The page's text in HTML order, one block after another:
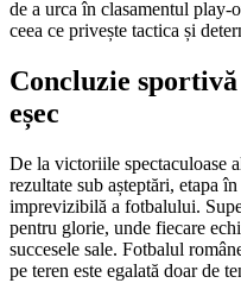
de a urca în clasamentul play-
ceea ce privește tactica și
Concluzie
eșec
De la victoriile spectaculoase
rezultate sub așteptări, etapa
imprevizibilă a fotbalului.
pentru glorie, unde fiecare
succesele sale. Fotbalul
pe teren este egalată doar de